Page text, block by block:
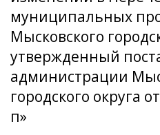
муниципальных
Мысковского
утвержденный
администрации
городского округа
п»